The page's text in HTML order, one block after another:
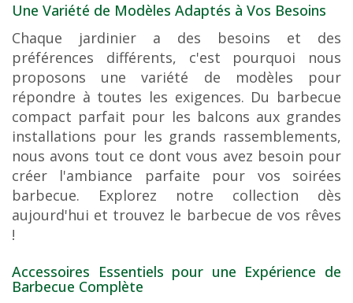
Une Variété de Modèles Adaptés à Vos Besoins
Chaque jardinier a des besoins et des
préférences différents, c'est pourquoi nous
proposons une variété de modèles pour
répondre à toutes les exigences. Du barbecue
compact parfait pour les balcons aux grandes
installations pour les grands rassemblements,
nous avons tout ce dont vous avez besoin pour
créer l'ambiance parfaite pour vos soirées
barbecue. Explorez notre collection dès
aujourd'hui et trouvez le barbecue de vos rêves
!
Accessoires Essentiels pour une Expérience de
Barbecue Complète